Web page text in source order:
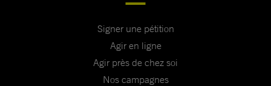
Signer une pétition
Agir en ligne
Agir près de chez soi
Nos campagnes